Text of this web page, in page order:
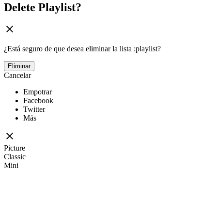
Delete Playlist?
¿Está seguro de que desea eliminar la lista :playlist?
Eliminar
Cancelar
Empotrar
Facebook
Twitter
Más
Picture
Classic
Mini